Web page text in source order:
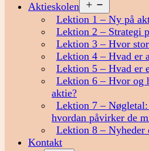
Aktieskolen
menu
Lektion 1 – Ny på
Lektion 2 – Strategi
Lektion 3 – Hvor
Lektion 4 – Hvad er
Lektion 5 – Hvad er
Lektion 6 – Hvor og
aktie?
Lektion 7 –
hvordan påvirker de
Lektion 8 – Nyheder
Kontakt